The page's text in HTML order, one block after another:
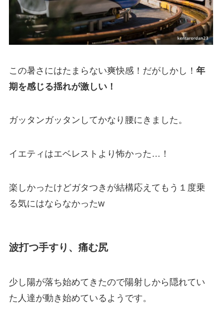
この暑さにはたまらない爽快感！だがしかし！ 年
期を感じる揺れが激しい！
ガッタンガッタンしてかなり腰にきました。
イエティはエベレストより怖かった … ！
楽しかったけどガタつきが結構応えてもう１度乗
る気にはならなかったw
波打つ手すり、痛む尻
少し陽が落ち始めてきたので陽射しから隠れてい
た人達が動き始めているようです。